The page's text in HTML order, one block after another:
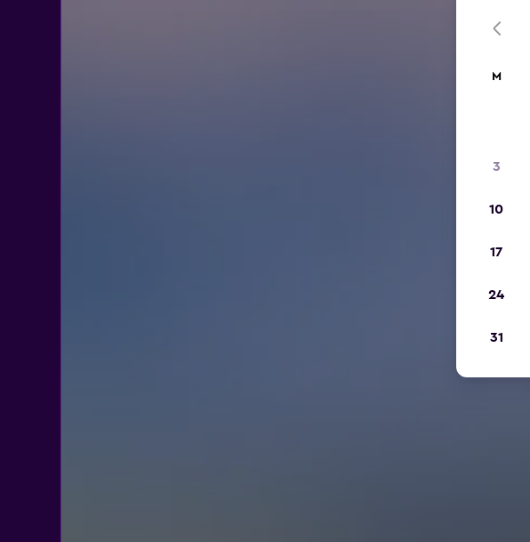
M
3
10
17
24
31